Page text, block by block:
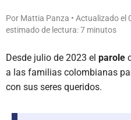
Por Mattia Panza • Actualizado el
estimado de lectura: 7 minutos
Desde julio de 2023 el parole
a las familias colombianas
con sus seres queridos.